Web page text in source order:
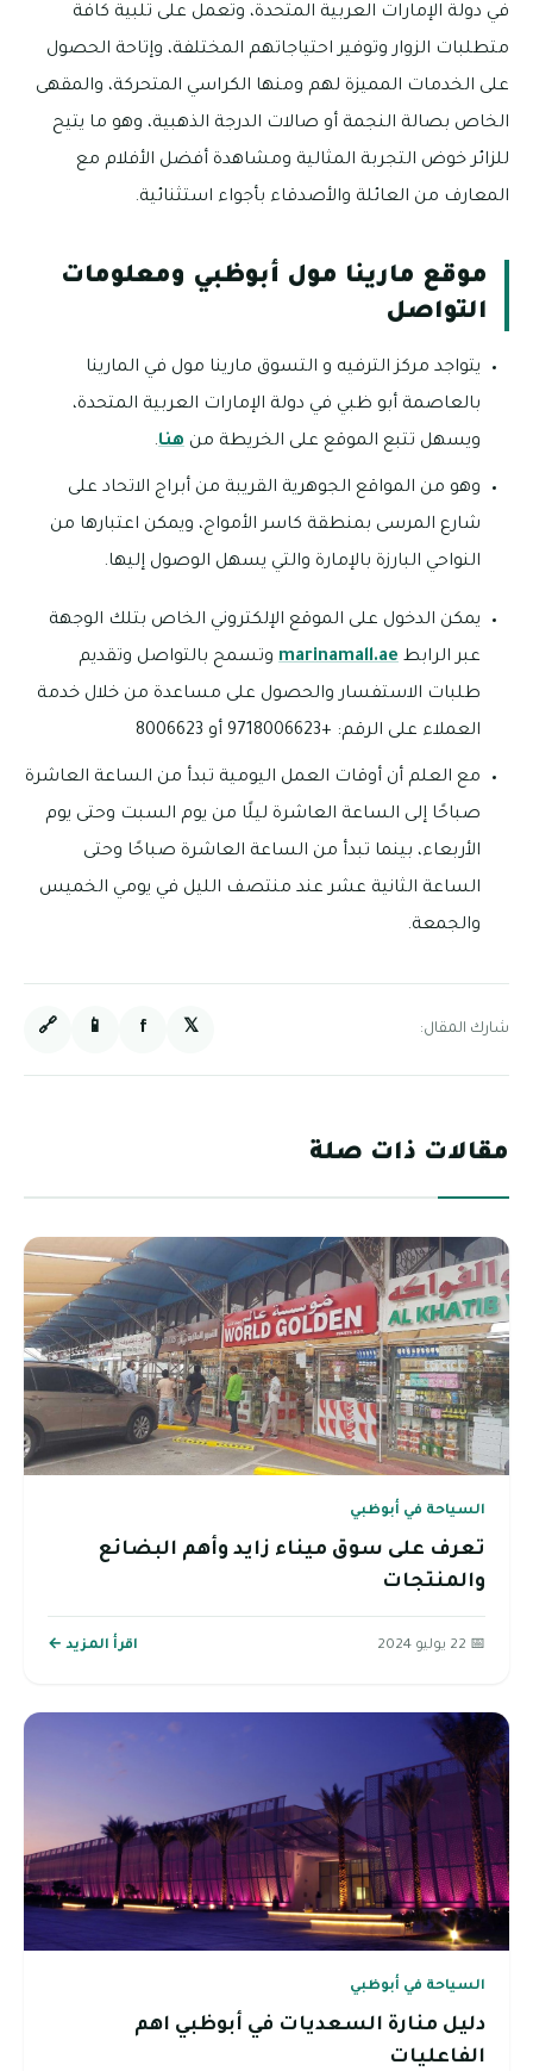
في دولة الإمارات العربية المتحدة، وتعمل على تلبية كافة
متطلبات الزوار وتوفير احتياجاتهم المختلفة، وإتاحة الحصول
على الخدمات المميزة لهم ومنها الكراسي المتحركة، والمقهى
الخاص بصالة النجمة أو صالات الدرجة الذهبية، وهو ما يتيح
للزائر خوض التجربة المثالية ومشاهدة أفضل الأفلام مع
المعارف من العائلة والأصدقاء بأجواء استثنائية.
موقع مارينا مول أبوظبي ومعلومات
التواصل
يتواجد مركز الترفيه و التسوق مارينا مول في المارينا
بالعاصمة أبو ظبي في دولة الإمارات العربية المتحدة،
ويسهل تتبع الموقع على الخريطة من هنا.
وهو من المواقع الجوهرية القريبة من أبراج الاتحاد على
شارع المرسى بمنطقة كاسر الأمواج، ويمكن اعتبارها من
النواحي البارزة بالإمارة والتي يسهل الوصول إليها.
يمكن الدخول على الموقع الإلكتروني الخاص بتلك الوجهة
عبر الرابط marinamall.ae وتسمح بالتواصل وتقديم
طلبات الاستفسار والحصول على مساعدة من خلال خدمة
العملاء على الرقم: +9718006623 أو 8006623
مع العلم أن أوقات العمل اليومية تبدأ من الساعة العاشرة
صباحًا إلى الساعة العاشرة ليلًا من يوم السبت وحتى يوم
الأربعاء، بينما تبدأ من الساعة العاشرة صباحًا وحتى
الساعة الثانية عشر عند منتصف الليل في يومي الخميس
والجمعة.
شارك المقال: 𝕏
f
📱
🔗
مقالات ذات صلة
السياحة في أبوظبي
تعرف على سوق ميناء زايد وأهم البضائع
والمنتجات
📅 22 يوليو 2024 اقرأ المزيد ←
السياحة في أبوظبي
دليل منارة السعديات في أبوظبي اهم
الفاعليات